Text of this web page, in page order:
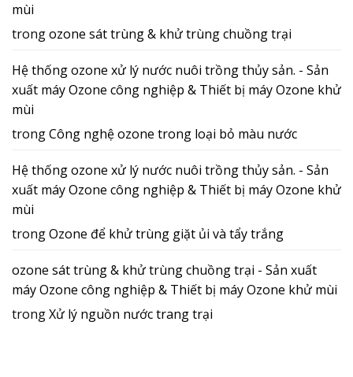
mùi
trongozone sát trùng & khử trùng chuồng trại
Hệ thống ozone xử lý nước nuôi trồng thủy sản. - Sản
xuất máy Ozone công nghiệp & Thiết bị máy Ozone khử
mùi
trongCông nghệ ozone trong loại bỏ màu nước
Hệ thống ozone xử lý nước nuôi trồng thủy sản. - Sản
xuất máy Ozone công nghiệp & Thiết bị máy Ozone khử
mùi
trongOzone để khử trùng giặt ủi và tẩy trắng
ozone sát trùng & khử trùng chuồng trại - Sản xuất
máy Ozone công nghiệp & Thiết bị máy Ozone khử mùi
trongXử lý nguồn nước trang trại